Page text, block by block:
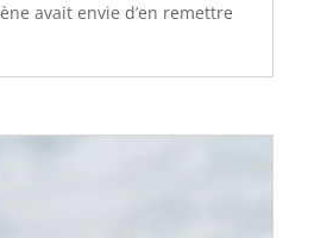
avait envie d’en remettre